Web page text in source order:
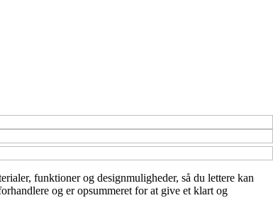
funktioner og designmuligheder, så du lettere kan
og er opsummeret for at give et klart og